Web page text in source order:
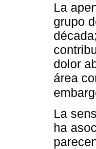
La
grupo
dolor
área
La
ha